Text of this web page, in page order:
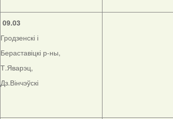
09.03
Гродзенскі і
Бераставіцкі р-ны,
Т.Яварэц,
Дз.Вінчэўскі